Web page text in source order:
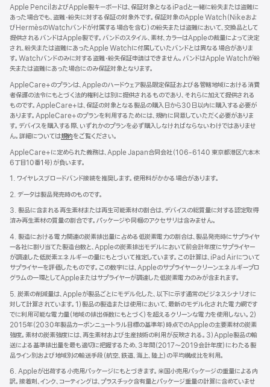
Apple PencilおよびApple製キーボードは、保証対象となるiPadと一緒に紛失または盗難に
あった場合でも、盗難・紛失に対する保証の対象外です。保証対象のApple Watch（Nikeおよ
びHermèsのWatchバンドが付属する場合を含む）の紛失または盗難において、交換品として
提供されるバンドはApple製です。バンドのスタイル、素材、カラーはAppleの裁量によって決定
され、紛失または盗難にあったApple Watchに付属していたバンドとは異なる場合がありま
す。Watchバンドのみに対する盗難・紛失保証申請はできません。バンドはApple Watchが紛
失または盗難にあった場合にのみ保証対象となります。
AppleCare+のプランは、Appleのハードウェア製品限定保証および各管轄地域における消費
者保護の法令にもとづく法的権利とは別に提供されるものであり、それらに加えて提供される
ものです。AppleCare+は、保証の対象となる製品の購入日から30日以内に購入する必要が
あります。AppleCare+のプランを利用するためには、規約に同意していただく必要がありま
す。デバイスを購入する際、いずれかのプランを必ず購入しなければならないわけではありませ
ん。詳細については規約（新
ウ
イ
ン
ウ
で
開
ま
す）
をご覧ください。
AppleCare+に定められた義務は、Apple Japan合同会社（106-6140 東京都港区六本木
6丁目10番1号）が負いま す 。
1. ワイヤレスブロードバンド接続を推奨します。使用料がかかる場合があります。
2. データは製品発売時のものです。
3. 製品に含まれる再生素材または再生可能素材の割合は、デバイスの総質量に対する認定取得
済み再生素材の質量の割合です。パッケージや同梱のアクセサリは含みません。
4. 製造における電力関連の炭素排出量に占める低炭素電力の割合は、製品発売時にサプライヤ
ー各社に割り当てた製造台数と、Appleの炭素排出モデルにおいて前会計年度にサプライヤー
が調達した低炭素エネルギーの量にもとづいて推定しています。この計算は、iPad Airについて
サプライヤーを評価したものです。この数字には、Appleのサプライヤークリーンエネルギープロ
グラムの一環としてAppleまたはサプライヤーが調達した低炭素電力のみが含まれます。
5. 炭素の削減量は、Appleが製品ごとにモデル化した、以下に示す通常のビジネスシナリオに
対して計算されています。1）製品の製造または使用において、最新のモデル化された電力網です
でに利用可能な電力量（地域の排出係数にもとづく）を超えるクリーンな電力を使用しない。2）
2015年（2030年製品カーボンニュートラル目標の基準年）時点でのAppleの主要素材の炭素
強度。素材の炭素強度には、再生素材および生産技術の利用が反映される。3）Apple製品の輸
送による基準排出量を最も適切に把握するため、3年間（2017〜2019会計年度）にわたる製
品ライン別および地域別の輸送手段（航空、鉄道、海上、陸上）の平均構成比を利用。
6. Appleが出荷する小売用パッケージにもとづきます。米国小売用パッケージの重量による内
訳。接着剤、インク、コーティングは、プラスチック含有量とパッケージ重量の計算に含めていませ